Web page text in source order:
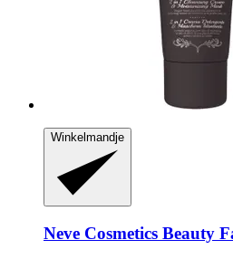
Winkelmandje
Neve Cosmetics Beauty